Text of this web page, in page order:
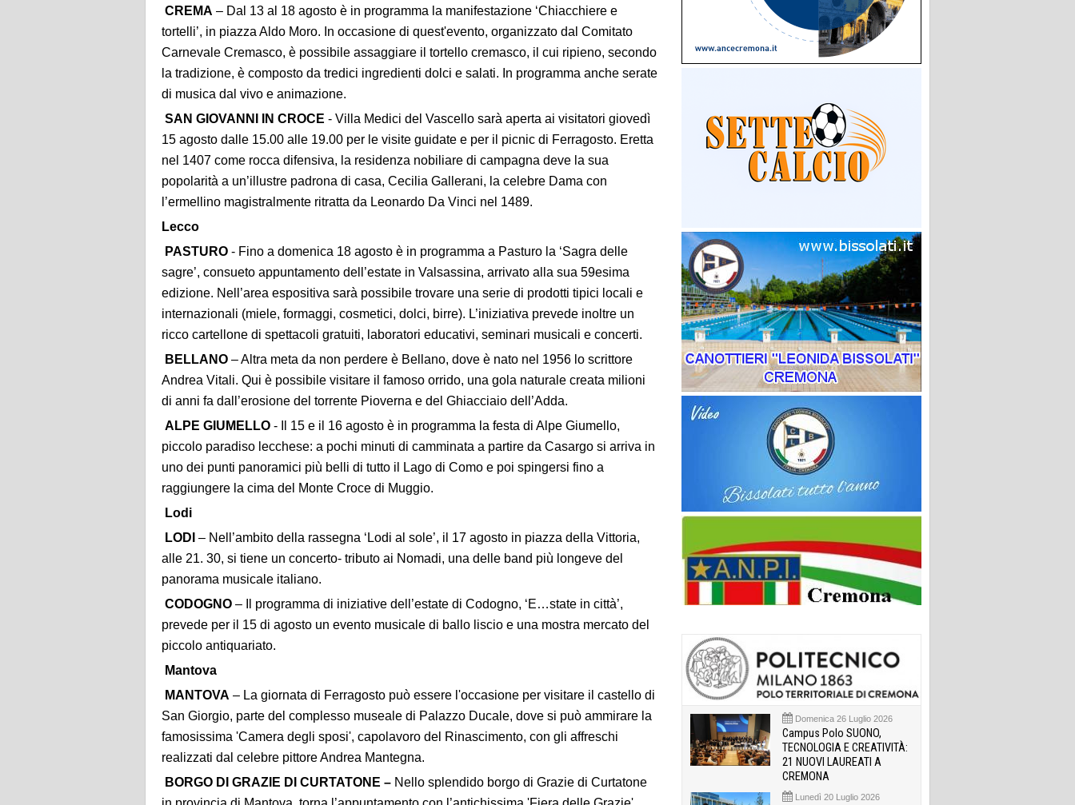
CREMA – Dal 13 al 18 agosto è in programma la manifestazione ‘Chiacchiere e
tortelli’, in piazza Aldo Moro. In occasione di quest'evento, organizzato dal Comitato
Carnevale Cremasco, è possibile assaggiare il tortello cremasco, il cui ripieno, secondo
la tradizione, è composto da tredici ingredienti dolci e salati. In programma anche serate
di musica dal vivo e animazione.
SAN GIOVANNI IN CROCE - Villa Medici del Vascello sarà aperta ai visitatori giovedì
15 agosto dalle 15.00 alle 19.00 per le visite guidate e per il picnic di Ferragosto. Eretta
nel 1407 come rocca difensiva, la residenza nobiliare di campagna deve la sua
popolarità a un’illustre padrona di casa, Cecilia Gallerani, la celebre Dama con
l’ermellino magistralmente ritratta da Leonardo Da Vinci nel 1489.
Lecco
PASTURO - Fino a domenica 18 agosto è in programma a Pasturo la ‘Sagra delle
sagre’, consueto appuntamento dell’estate in Valsassina, arrivato alla sua 59esima
edizione. Nell’area espositiva sarà possibile trovare una serie di prodotti tipici locali e
internazionali (miele, formaggi, cosmetici, dolci, birre). L’iniziativa prevede inoltre un
ricco cartellone di spettacoli gratuiti, laboratori educativi, seminari musicali e concerti.
BELLANO – Altra meta da non perdere è Bellano, dove è nato nel 1956 lo scrittore
Andrea Vitali. Qui è possibile visitare il famoso orrido, una gola naturale creata milioni
di anni fa dall’erosione del torrente Pioverna e del Ghiacciaio dell’Adda.
ALPE GIUMELLO - Il 15 e il 16 agosto è in programma la festa di Alpe Giumello,
piccolo paradiso lecchese: a pochi minuti di camminata a partire da Casargo si arriva in
uno dei punti panoramici più belli di tutto il Lago di Como e poi spingersi fino a
raggiungere la cima del Monte Croce di Muggio.
Lodi
LODI – Nell’ambito della rassegna ‘Lodi al sole’, il 17 agosto in piazza della Vittoria,
alle 21. 30, si tiene un concerto- tributo ai Nomadi, una delle band più longeve del
panorama musicale italiano.
CODOGNO – Il programma di iniziative dell’estate di Codogno, ‘E…state in città’,
prevede per il 15 di agosto un evento musicale di ballo liscio e una mostra mercato del
piccolo antiquariato.
Mantova
MANTOVA – La giornata di Ferragosto può essere l'occasione per visitare il castello di
San Giorgio, parte del complesso museale di Palazzo Ducale, dove si può ammirare la
famosissima 'Camera degli sposi', capolavoro del Rinascimento, con gli affreschi
realizzati dal celebre pittore Andrea Mantegna.
BORGO DI GRAZIE DI CURTATONE – Nello splendido borgo di Grazie di Curtatone
Domenica 26 Luglio 2026
Campus Polo SUONO,
TECNOLOGIA E CREATIVITÀ:
21 NUOVI LAUREATI A
CREMONA
Lunedì 20 Luglio 2026